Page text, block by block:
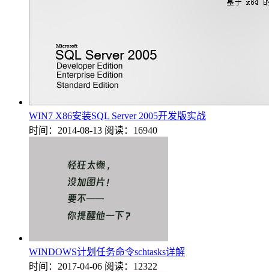
WIN7 X86安装SQL Server 2005开发版实战
时间：2014-08-13 阅读：16940
WINDOWS计划任务命令schtasks详解
时间：2017-04-06 阅读：12322